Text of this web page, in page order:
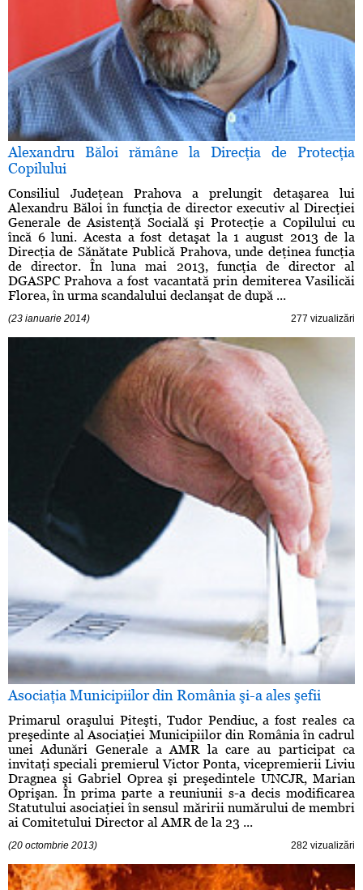
Alexandru Băloi rămâne la Direcţia de Protecţia
Copilului
Consiliul Judeţean Prahova a prelungit detaşarea lui
Alexandru Băloi în funcţia de director executiv al Direcţiei
Generale de Asistenţă Socială şi Protecţie a Copilului cu
încă 6 luni. Acesta a fost detaşat la 1 august 2013 de la
Direcţia de Sănătate Publică Prahova, unde deţinea funcţia
de director. În luna mai 2013, funcţia de director al
DGASPC Prahova a fost vacantată prin demiterea Vasilicăi
Florea, în urma scandalului declanşat de după ...
(23 ianuarie 2014) 277 vizualizări
Asociaţia Municipiilor din România şi-a ales şefii
Primarul oraşului Piteşti, Tudor Pendiuc, a fost reales ca
preşedinte al Asociaţiei Municipiilor din România în cadrul
unei Adunări Generale a AMR la care au participat ca
invitaţi speciali premierul Victor Ponta, vicepremierii Liviu
Dragnea şi Gabriel Oprea şi preşedintele UNCJR, Marian
Oprişan. În prima parte a reuniunii s-a decis modificarea
Statutului asociaţiei în sensul măririi numărului de membri
ai Comitetului Director al AMR de la 23 ...
(20 octombrie 2013) 282 vizualizări